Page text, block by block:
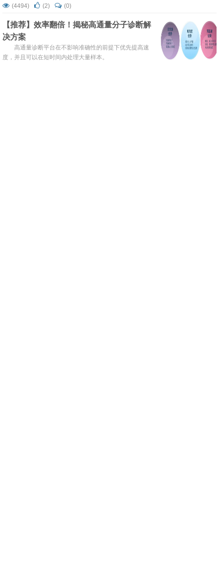
国分子诊断技术大会”在美丽的东莞松山湖凯悦酒店举行。
各位参会代表的满满热情，大会开始前，会场已济济一堂，
一场关于分子诊断、精准医学、人类健康相关的武林论剑如
期开启。 本次会议由中国工程...
(4494) (2) (0)
【推荐】效率翻倍！揭秘高通量分子诊断解
决方案
高通量诊断平台在不影响准确性的前提下优先提高速
度，并且可以在短时间内处理大量样本。